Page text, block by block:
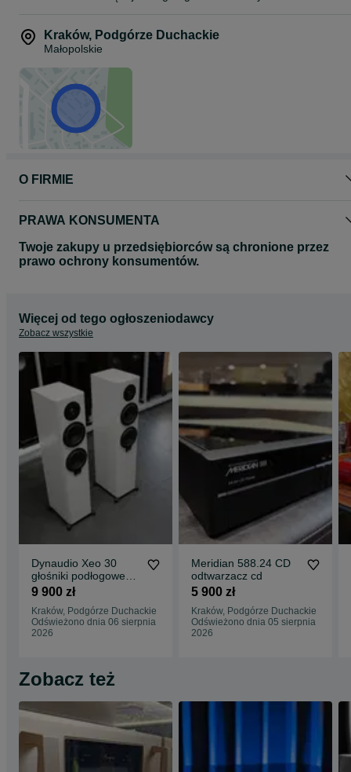
Kraków, Podgórze Duchackie
Małopolskie
O FIRMIE
PRAWA KONSUMENTA
Twoje zakupy u przedsiębiorców są chronione przez
prawo ochrony konsumentów.
Więcej od tego ogłoszeniodawcy
Zobacz wszystkie
Dynaudio Xeo 30
głośniki podłogowe
aktywne
9 900 zł
Kraków, Podgórze Duchackie
Odświeżono dnia 06 sierpnia
2026
Meridian 588.24 CD
odtwarzacz cd
5 900 zł
Kraków, Podgórze Duchackie
Odświeżono dnia 05 sierpnia
2026
Zobacz też